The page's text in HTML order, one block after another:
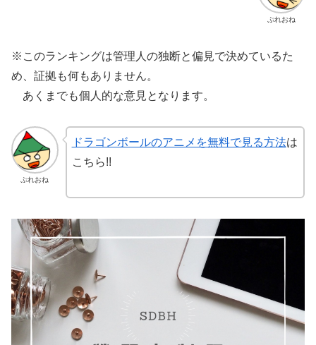
ぷれおね
※このランキングは管理人の独断と偏見で決めているた
め、証拠も何もありません。
あくまでも個人的な意見となります。
ぷれおね
ドラゴンボールのアニメを無料で見る方法は
こちら!!